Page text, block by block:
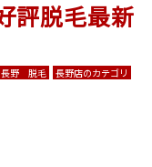
評脱毛最新
長野 脱毛 長野店のカテゴリ